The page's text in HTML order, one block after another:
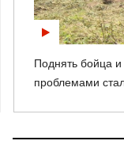
Поднять бойца
проблемами